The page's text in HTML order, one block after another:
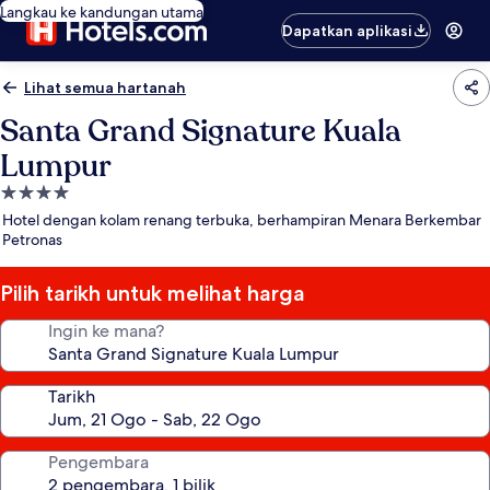
Langkau ke kandungan utama
Dapatkan aplikasi
Lihat semua hartanah
Santa Grand Signature Kuala
Lumpur
Hartanah
4.0
bintang
Hotel dengan kolam renang terbuka, berhampiran Menara Berkembar
Petronas
Pilih tarikh untuk melihat harga
Ingin ke mana?
Tarikh
Pengembara